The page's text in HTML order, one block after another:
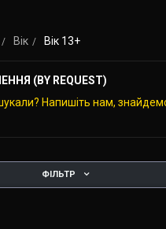
Вік Вік 13+
(BY REQUEST)
Напишіть нам,
ФІЛЬТР